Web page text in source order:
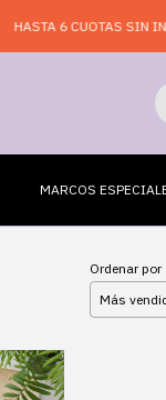
HASTA 6 CUOTAS SIN
MARCOS
Ordenar por